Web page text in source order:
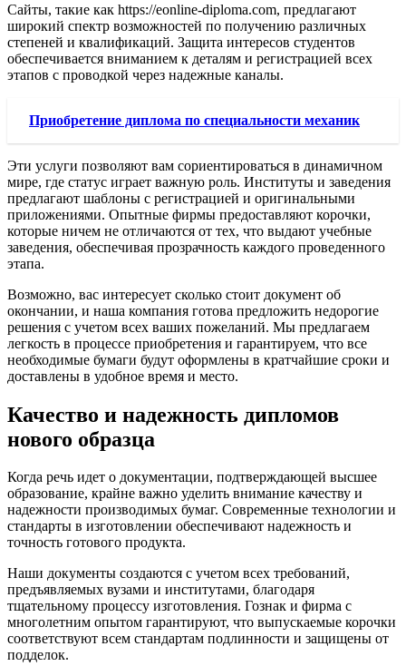
Сайты, такие как https://eonline-diploma.com, предлагают
широкий спектр возможностей по получению различных
степеней и квалификаций. Защита интересов студентов
обеспечивается вниманием к деталям и регистрацией всех
этапов с проводкой через надежные каналы.
Приобретение диплома по специальности механик
Эти услуги позволяют вам сориентироваться в динамичном
мире, где статус играет важную роль. Институты и заведения
предлагают шаблоны с регистрацией и оригинальными
приложениями. Опытные фирмы предоставляют корочки,
которые ничем не отличаются от тех, что выдают учебные
заведения, обеспечивая прозрачность каждого проведенного
этапа.
Возможно, вас интересует сколько стоит документ об
окончании, и наша компания готова предложить недорогие
решения с учетом всех ваших пожеланий. Мы предлагаем
легкость в процессе приобретения и гарантируем, что все
необходимые бумаги будут оформлены в кратчайшие сроки и
доставлены в удобное время и место.
Качество и надежность дипломов
нового образца
Когда речь идет о документации, подтверждающей высшее
образование, крайне важно уделить внимание качеству и
надежности производимых бумаг. Современные технологии и
стандарты в изготовлении обеспечивают надежность и
точность готового продукта.
Наши документы создаются с учетом всех требований,
предъявляемых вузами и институтами, благодаря
тщательному процессу изготовления. Гознак и фирма с
многолетним опытом гарантируют, что выпускаемые корочки
соответствуют всем стандартам подлинности и защищены от
подделок.